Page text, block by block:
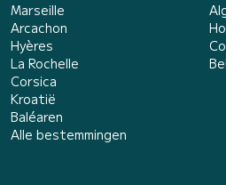
Marseille
Arcachon
Hyères
La Rochelle
Corsica
Kroatië
Baléaren
Alle bestemmingen